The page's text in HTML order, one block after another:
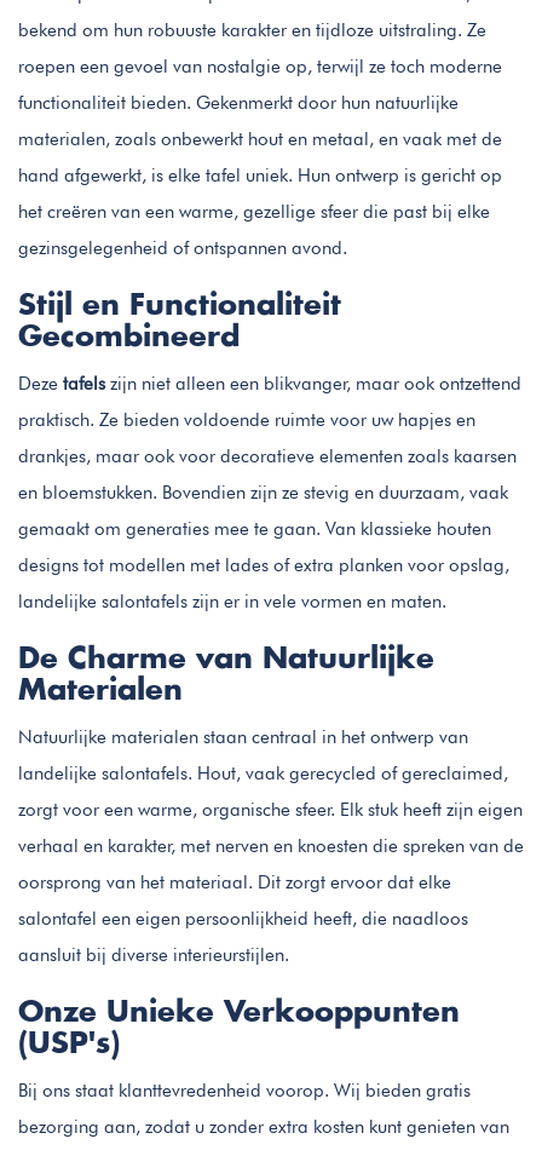
bekend om hun robuuste karakter en tijdloze uitstraling. Ze
roepen een gevoel van nostalgie op, terwijl ze toch moderne
functionaliteit bieden. Gekenmerkt door hun natuurlijke
materialen, zoals onbewerkt hout en metaal, en vaak met de
hand afgewerkt, is elke tafel uniek. Hun ontwerp is gericht op
het creëren van een warme, gezellige sfeer die past bij elke
gezinsgelegenheid of ontspannen avond.
Stijl en Functionaliteit
Gecombineerd
Deze tafelszijn niet alleen een blikvanger, maar ook ontzettend
praktisch. Ze bieden voldoende ruimte voor uw hapjes en
drankjes, maar ook voor decoratieve elementen zoals kaarsen
en bloemstukken. Bovendien zijn ze stevig en duurzaam, vaak
gemaakt om generaties mee te gaan. Van klassieke houten
designs tot modellen met lades of extra planken voor opslag,
landelijke salontafels zijn er in vele vormen en maten.
De Charme van Natuurlijke
Materialen
Natuurlijke materialen staan centraal in het ontwerp van
landelijke salontafels. Hout, vaak gerecycled of gereclaimed,
zorgt voor een warme, organische sfeer. Elk stuk heeft zijn eigen
verhaal en karakter, met nerven en knoesten die spreken van de
oorsprong van het materiaal. Dit zorgt ervoor dat elke
salontafel een eigen persoonlijkheid heeft, die naadloos
aansluit bij diverse interieurstijlen.
Onze Unieke Verkooppunten
(USP's)
Bij ons staat klanttevredenheid voorop. Wij bieden gratis
bezorging aan, zodat u zonder extra kosten kunt genieten van